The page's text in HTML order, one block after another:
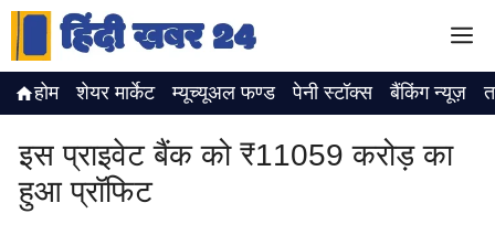
Skip
content
होम शेयर मार्केट म्यूच्यूअल फण्ड पेनी स्टॉक्स बैंकिंग न्यूज़
इस प्राइवेट बैंक को ₹11059 करोड़ का
हुआ प्रॉफिट